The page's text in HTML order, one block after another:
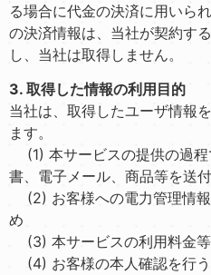
る場合に代金の決済に用いら
の決済情報は、当社が契約す
し、当社は取得しません。
3. 取得した情報の利用目的
当社は、取得したユーザ情報
ます。
(1) 本サービスの提供の過程
書、電子メール、商品等を送
(2) お客様への電力管理情
め
(3) 本サービスの利用料金
(4) お客様の本人確認を行